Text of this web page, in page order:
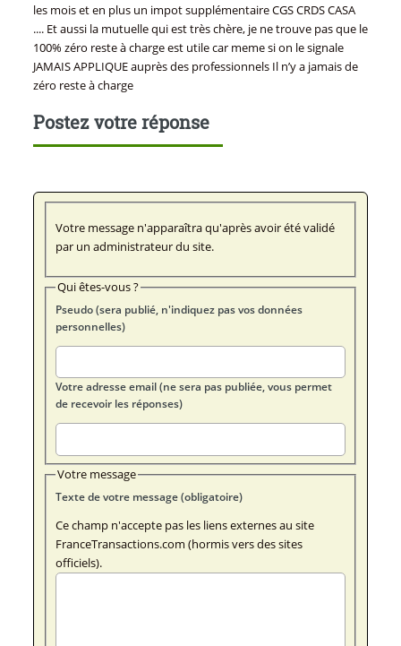
les mois et en plus un impot supplémentaire CGS CRDS CASA
.... Et aussi la mutuelle qui est très chère, je ne trouve pas que le
100% zéro reste à charge est utile car meme si on le signale
JAMAIS APPLIQUE auprès des professionnels Il n’y a jamais de
zéro reste à charge
Postez votre réponse
Votre message n'apparaîtra qu'après avoir été validé
par un administrateur du site.
Qui êtes-vous ?
Pseudo (sera publié, n'indiquez pas vos données
personnelles)
Votre adresse email (ne sera pas publiée, vous permet
de recevoir les réponses)
Votre message
Texte de votre message (obligatoire)
Ce champ n'accepte pas les liens externes au site
FranceTransactions.com (hormis vers des sites
officiels).